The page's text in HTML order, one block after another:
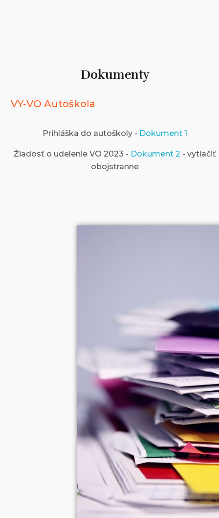
Dokumenty
VY-VO Autoškola
Prihláška do autoškoly - Dokument 1
Žiadosť o udelenie VO 2023 - Dokument 2 - vytlačiť
obojstranne